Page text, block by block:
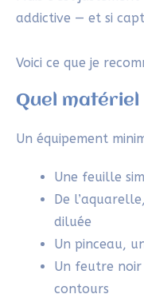
Cet article vous a
5 jours
plaisir de
Une expérience
élan créatif en
Oser créer